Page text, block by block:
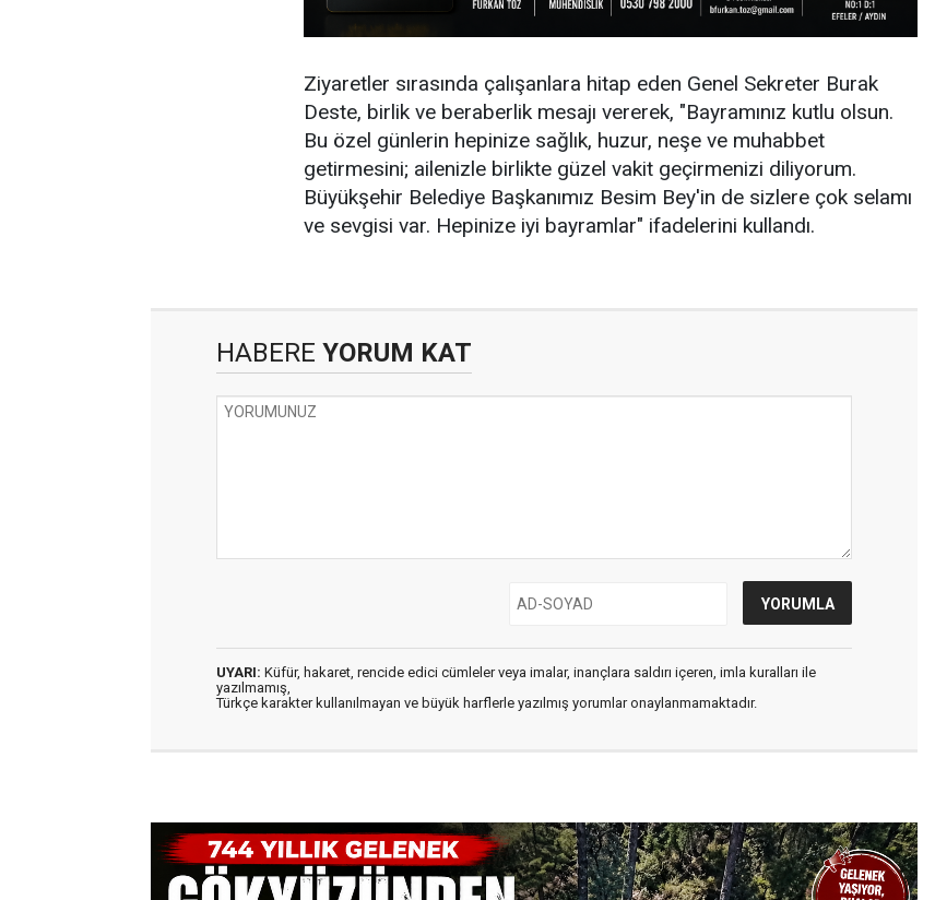
Ziyaretler sırasında çalışanlara hitap eden Genel Sekreter Burak
Deste, birlik ve beraberlik mesajı vererek, "Bayramınız kutlu olsun.
Bu özel günlerin hepinize sağlık, huzur, neşe ve muhabbet
getirmesini; ailenizle birlikte güzel vakit geçirmenizi diliyorum.
Büyükşehir Belediye Başkanımız Besim Bey'in de sizlere çok selamı
ve sevgisi var. Hepinize iyi bayramlar" ifadelerini kullandı.
HABERE YORUM KAT
UYARI: Küfür, hakaret, rencide edici cümleler veya imalar, inançlara saldırı içeren, imla kuralları ile
yazılmamış,
Türkçe karakter kullanılmayan ve büyük harflerle yazılmış yorumlar onaylanmamaktadır.